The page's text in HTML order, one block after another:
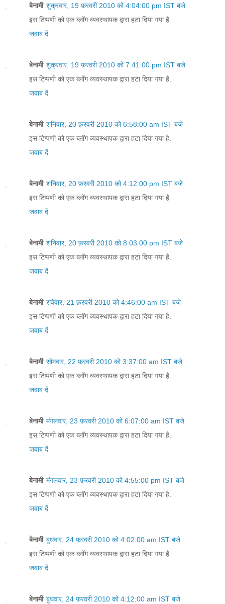
बेनामी शुक्रवार, 19 फ़रवरी 2010 को 4:04:00 pm IST बजे
इस टिप्पणी को एक ब्लॉग व्यवस्थापक द्वारा हटा दिया गया है.
जवाब दें
बेनामी शुक्रवार, 19 फ़रवरी 2010 को 7:41:00 pm IST बजे
इस टिप्पणी को एक ब्लॉग व्यवस्थापक द्वारा हटा दिया गया है.
जवाब दें
बेनामी शनिवार, 20 फ़रवरी 2010 को 6:58:00 am IST बजे
इस टिप्पणी को एक ब्लॉग व्यवस्थापक द्वारा हटा दिया गया है.
जवाब दें
बेनामी शनिवार, 20 फ़रवरी 2010 को 4:12:00 pm IST बजे
इस टिप्पणी को एक ब्लॉग व्यवस्थापक द्वारा हटा दिया गया है.
जवाब दें
बेनामी शनिवार, 20 फ़रवरी 2010 को 8:03:00 pm IST बजे
इस टिप्पणी को एक ब्लॉग व्यवस्थापक द्वारा हटा दिया गया है.
जवाब दें
बेनामी रविवार, 21 फ़रवरी 2010 को 4:46:00 am IST बजे
इस टिप्पणी को एक ब्लॉग व्यवस्थापक द्वारा हटा दिया गया है.
जवाब दें
बेनामी सोमवार, 22 फ़रवरी 2010 को 3:37:00 am IST बजे
इस टिप्पणी को एक ब्लॉग व्यवस्थापक द्वारा हटा दिया गया है.
जवाब दें
बेनामी मंगलवार, 23 फ़रवरी 2010 को 6:07:00 am IST बजे
इस टिप्पणी को एक ब्लॉग व्यवस्थापक द्वारा हटा दिया गया है.
जवाब दें
बेनामी मंगलवार, 23 फ़रवरी 2010 को 4:55:00 pm IST बजे
इस टिप्पणी को एक ब्लॉग व्यवस्थापक द्वारा हटा दिया गया है.
जवाब दें
बेनामी बुधवार, 24 फ़रवरी 2010 को 4:02:00 am IST बजे
इस टिप्पणी को एक ब्लॉग व्यवस्थापक द्वारा हटा दिया गया है.
जवाब दें
बेनामी बुधवार, 24 फ़रवरी 2010 को 4:12:00 am IST बजे